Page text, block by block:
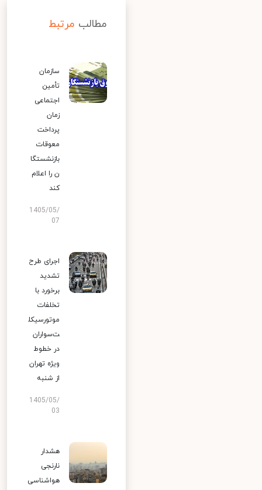
مطالب مرتبط
سازمان
تأمین
اجتماعی
زمان
پرداخت
معوقات
بازنشستگا
ن را اعلام
کند
1405/05/
07
اجرای طرح
تشدید
برخورد با
تخلفات
موتورسیکل
ت‌سواران
در خطوط
ویژه تهران
از شنبه
1405/05/
03
هشدار
نارنجی
هواشناسی